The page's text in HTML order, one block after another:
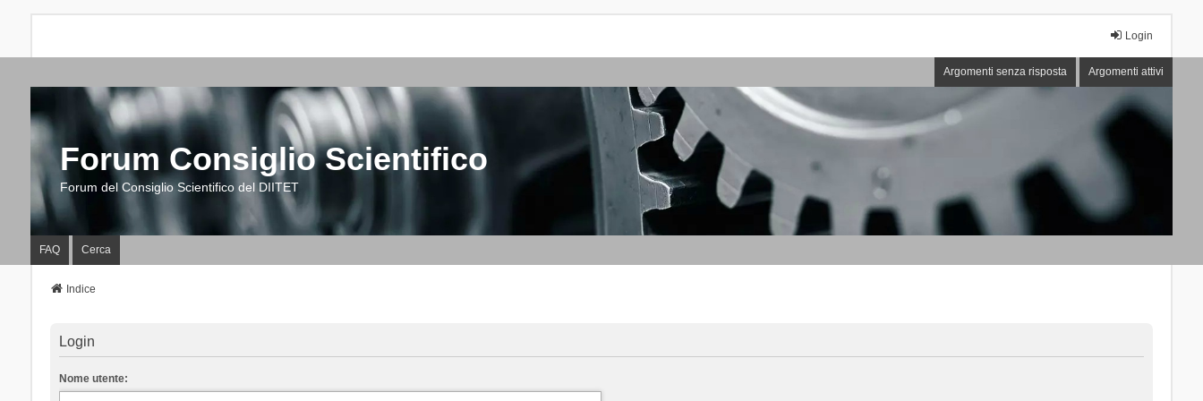
Login
Argomenti senza risposta Argomenti attivi
Forum Consiglio Scientifico
Forum del Consiglio Scientifico del DIITET
FAQ Cerca
Indice
Login
Nome utente: